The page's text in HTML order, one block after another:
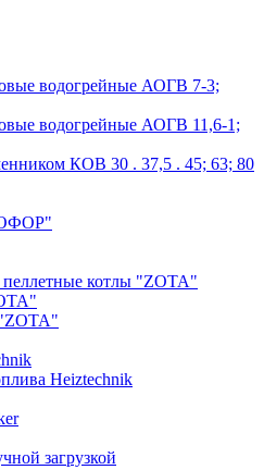
водогрейные АОГВ 7-3;
водогрейные АОГВ 11,6-1;
КОВ 30 . 37,5 . 45; 63; 80
котлы "ZOTA"
Heiztechnik
загрузкой